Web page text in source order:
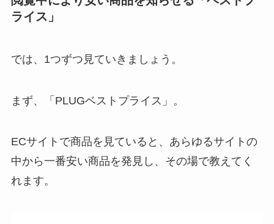
ライス」
では、1つずつ見ていきましょう。
まず、「PLUGベストプライス」。
ECサイトで商品を見ていると、あらゆるサイトの
中から一番安い商品を発見し、その場で教えてく
れます。